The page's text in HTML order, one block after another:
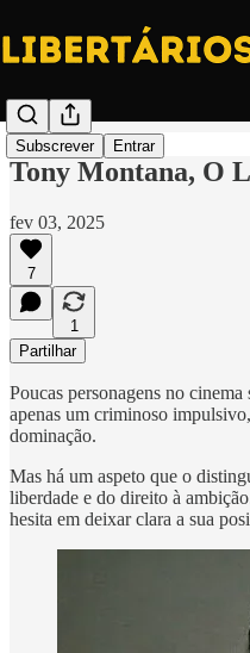
Subscrever Entrar
Tony Montana, O
fev 03, 2025
7
1
Partilhar
Poucas personagens no
apenas um criminoso
dominação.
Mas há um aspeto que o
liberdade e do direito à
hesita em deixar clara a sua